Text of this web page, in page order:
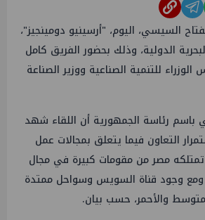
السيسي، اليوم، "أرسينيو دومينجيز"،
الدولية، وذلك بحضور الفريق كامل
للتنمية الصناعية ووزير الصناعة
باسم رئاسة الجمهورية أن اللقاء شهد
التعاون فيما يتعلق بمجالات عمل
مصر من مقومات كبيرة في مجال
ومع وجود قناة السويس وسواحل ممتدة
والأحمر، حسب بيان.